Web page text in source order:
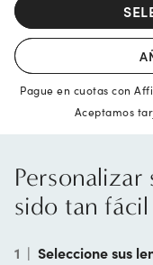
Pague en cuotas con
Aceptamos
Personalizar
sido tan fácil
1 | Seleccione sus